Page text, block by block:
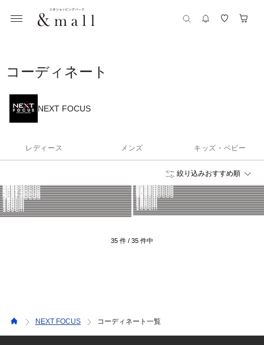
コーディネート
NEXT FOCUS
レディース メンズ キッズ・ベビー
絞り込みおすすめ順
NEXT FOCUS
NEXT FOCUS
180cm
NEXT FOCUS
180cm
180cm
NEXT FOCUS
160cm
180cm
NEXT FOCUS
175cm
180cm
NEXT FOCUS
185cm
NEXT FOCUS
NEXT FOCUS
185cm
160cm 160cm
NEXT FOCUS 185cm
NEXT FOCUS
160cm
NEXT FOCUS
185cm
NEXT FOCUS
180cm
NEXT FOCUS
185cm
NEXT FOCUS
180cm
NEXT FOCUS
180cm
NEXT FOCUS
180cm
NEXT FOCUS
180cm
NEXT FOCUS
160cm
NEXT FOCUS
180cm
NEXT FOCUS
160cm
NEXT FOCUS
180cm
NEXT FOCUS
160cm
NEXT FOCUS
160cm
NEXT FOCUS
180cm
35 件 / 35 件中
NEXT FOCUS コーディネート一覧